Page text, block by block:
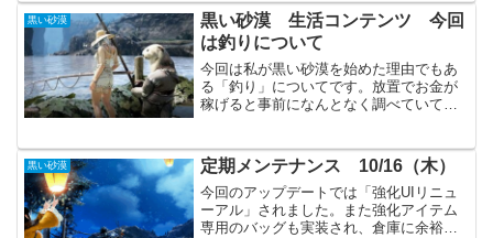
LS、BD、KN、N...
黒い砂漠
黒い砂漠 生活コンテンツ 今回
は釣りについて
今回は私が黒い砂漠を始めた理由でもあ
る「釣り」についてです。放置でお金が
稼げると事前になんとなく調べていてこ
さまざまな種類がありますが、まずは
「釣り」から始めてみるのを...
黒い砂漠 定期メンテナンス 10/16（木）
今回のアップデートでは「強化UIリニュ
ーアル」されました。また強化アイテム
専用のバッグも実装され、倉庫に余裕が